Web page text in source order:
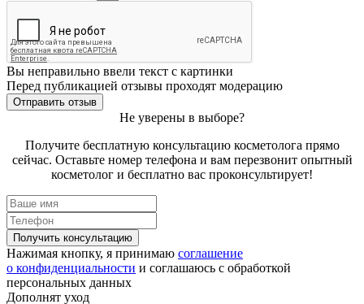
Вы неправильно ввели текст с картинки
Перед публикацией отзывы проходят модерацию
Не уверены в выборе?
Получите бесплатную консультацию косметолога прямо
сейчас. Оставьте номер телефона и вам перезвонит опытный
косметолог и бесплатно вас проконсультирует!
Нажимая кнопку, я принимаю соглашение
о конфиденциальности и соглашаюсь с обработкой
персональных данных
Дополнят уход